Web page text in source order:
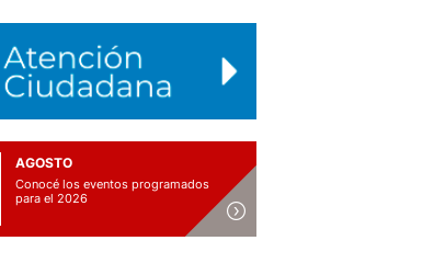
AGOSTO
Conocé los eventos programados
para el 2026